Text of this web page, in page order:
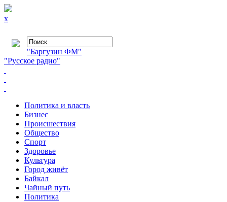
x
"Баргузин ФМ"
"Русское радио"
Политика и власть
Бизнес
Происшествия
Общество
Cпорт
Здоровье
Культура
Город живёт
Байкал
Чайный путь
Политика